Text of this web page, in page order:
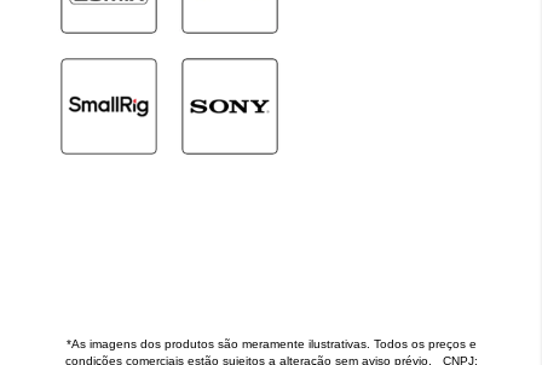
*As imagens dos produtos são meramente ilustrativas. Todos os preços e
condições comerciais estão sujeitos a alteração sem aviso prévio. CNPJ: